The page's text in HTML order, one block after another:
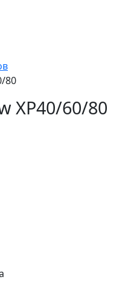
80
ХР40/60/80